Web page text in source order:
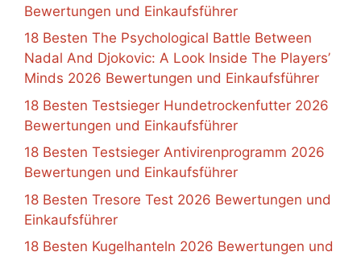
Bewertungen und Einkaufsführer
18 Besten The Psychological Battle Between
Nadal And Djokovic: A Look Inside The Players’
Minds 2026 Bewertungen und Einkaufsführer
18 Besten Testsieger Hundetrockenfutter 2026
Bewertungen und Einkaufsführer
18 Besten Testsieger Antivirenprogramm 2026
Bewertungen und Einkaufsführer
18 Besten Tresore Test 2026 Bewertungen und
Einkaufsführer
18 Besten Kugelhanteln 2026 Bewertungen und